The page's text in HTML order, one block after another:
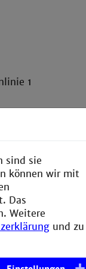
1
der
sind sie
können wir mit
Das
Weitere
und zu